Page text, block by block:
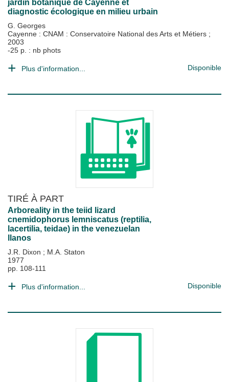
jardin botanique de Cayenne et
diagnostic écologique en milieu urbain
G. Georges
Cayenne : CNAM : Conservatoire National des Arts et Métiers ;
2003
-25 p. : nb phots
Plus d'information... Disponible
TIRÉ À PART
Arboreality in the teiid lizard
cnemidophorus lemniscatus (reptilia,
lacertilia, teidae) in the venezuelan
llanos
J.R. Dixon ; M.A. Staton
1977
pp. 108-111
Plus d'information... Disponible